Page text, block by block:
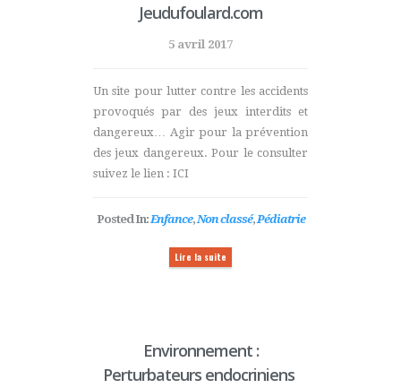
Jeudufoulard.com
5 avril 2017
Un site pour lutter contre les accidents
provoqués par des jeux interdits et
dangereux… Agir pour la prévention
des jeux dangereux. Pour le consulter
suivez le lien : ICI
Posted In: Enfance, Non classé, Pédiatrie
Lire la suite
Environnement :
Perturbateurs endocriniens